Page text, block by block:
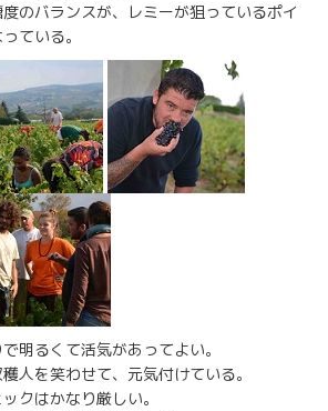
のバランスが、レミーが狙っているポイ
ている。
明るくて活気があってよい。
人を笑わせて、元気付けている。
クはかなり厳しい。